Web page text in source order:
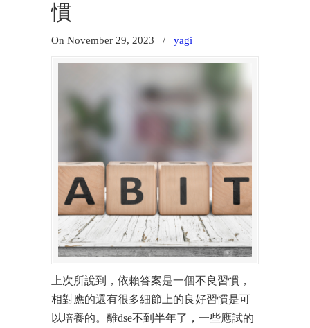
慣
On November 29, 2023 / yagi
上次所說到，依賴答案是一個不良習慣，
相對應的還有很多細節上的良好習慣是可
以培養的。離dse不到半年了，一些應試的